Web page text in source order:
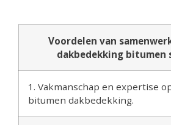
Voordelen van
dakbedekking bitumen
1. Vakmanschap en expertise
bitumen dakbedekking.